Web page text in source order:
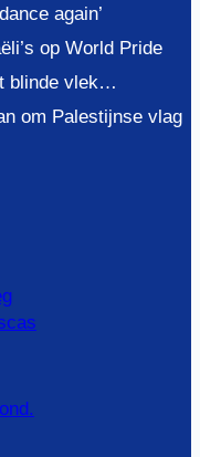
again’
op World Pride
blinde vlek…
om Palestijnse vlag